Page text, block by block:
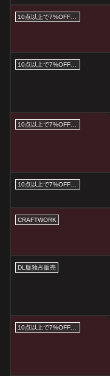
10点以上で7%OFFクーポン／サマーセール2026対象
10点以上で7%OFFクーポン／サマーセール2026対象
10点以上で7%OFFクーポン／サマーセール2026対象
10点以上で7%OFFクーポン／サマーセール2026対象
CRAFTWORK
DL版独占販売
10点以上で7%OFFクーポン／サマーセール2026対象